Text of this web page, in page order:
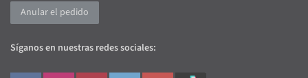
Anular el pedido
Síganos en nuestras redes sociales: